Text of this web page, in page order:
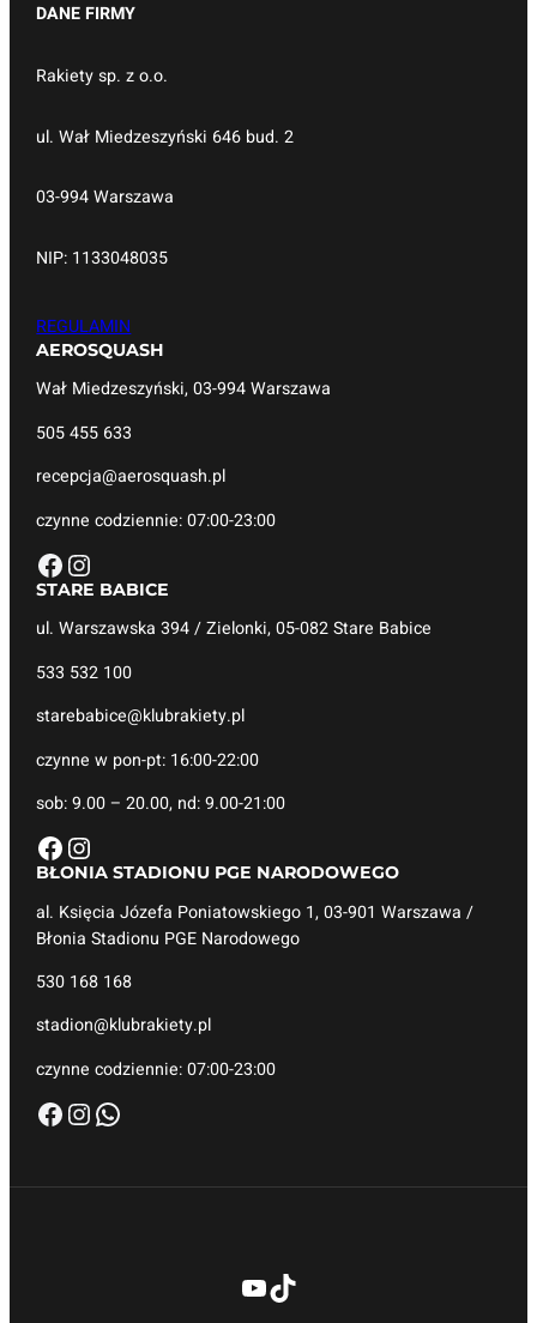
DANE FIRMY
Rakiety sp. z o.o.
ul. Wał Miedzeszyński 646 bud. 2
03-994 Warszawa
NIP: 1133048035
REGULAMIN
AEROSQUASH
Wał Miedzeszyński, 03-994 Warszawa
505 455 633
recepcja@aerosquash.pl
czynne codziennie: 07:00-23:00
Facebook Instagram
STARE BABICE
ul. Warszawska 394 / Zielonki, 05-082 Stare Babice
533 532 100
starebabice@klubrakiety.pl
czynne w pon-pt: 16:00-22:00
sob: 9.00 – 20.00, nd: 9.00-21:00
Facebook Instagram
BŁONIA STADIONU PGE NARODOWEGO
al. Księcia Józefa Poniatowskiego 1, 03-901 Warszawa /
Błonia Stadionu PGE Narodowego
530 168 168
stadion@klubrakiety.pl
czynne codziennie: 07:00-23:00
Facebook InstagramWhatsApp
YouTube TikTok